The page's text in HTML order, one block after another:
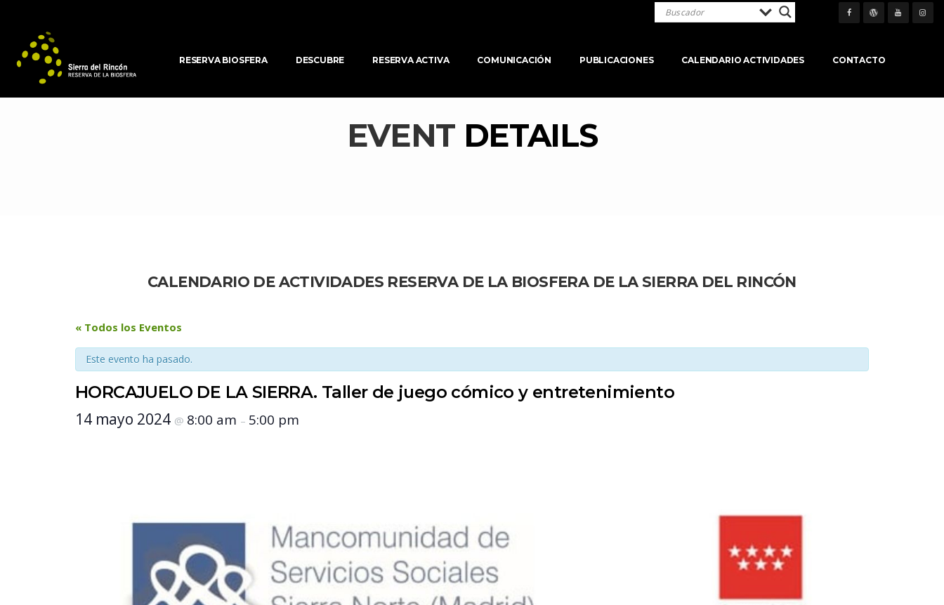
RESERVA BIOSFERA DESCUBRE RESERVA ACTIVA COMUNICACIÓN PUBLICACIONES CALENDARIO ACTIVIDADES CONTACTO
EVENT DETAILS
CALENDARIO DE ACTIVIDADES RESERVA DE LA BIOSFERA DE LA SIERRA DEL RINCÓN
« Todos los Eventos
Este evento ha pasado.
HORCAJUELO DE LA SIERRA. Taller de juego cómico y entretenimiento
14 mayo 2024 @ 8:00 am – 5:00 pm